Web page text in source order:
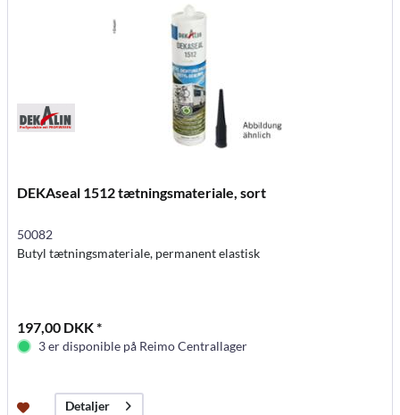
DEKAseal 1512 tætningsmateriale, sort
50082
Butyl tætningsmateriale, permanent elastisk
197,00 DKK *
3 er disponible på Reimo Centrallager
Detaljer